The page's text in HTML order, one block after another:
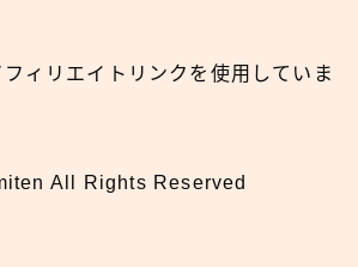
ィリエイトリンクを使用していま
All Rights Reserved